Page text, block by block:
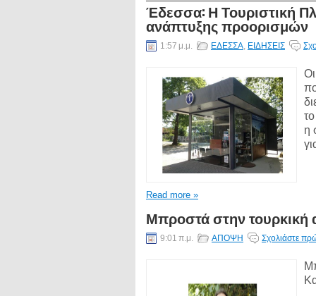
Έδεσσα: Η Τουριστική
ανάπτυξης προορισμών
1:57 μ.μ. ΕΔΕΣΣΑ, ΕΙΔΗΣΕΙΣ
η
Read more »
Μπροστά στην τουρκική
9:01 π.μ. ΑΠΟΨΗ Σχολιάστε